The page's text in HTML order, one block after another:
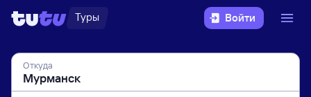
Туры Войти
Откуда